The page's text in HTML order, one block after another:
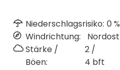
Niederschlagsrisiko: 0%
Stärke /
Böen:
2 /
4 bft
Windrichtung: Nordost